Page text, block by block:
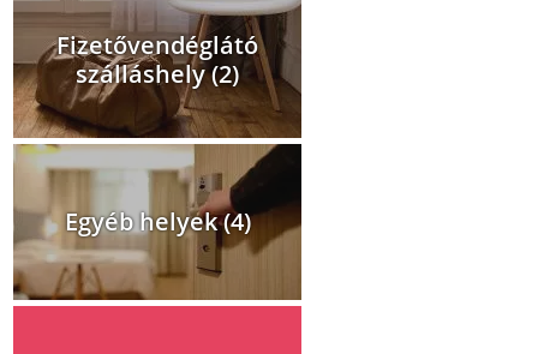
Fizetővendéglátó
szálláshely (2)
Egyéb helyek (4)